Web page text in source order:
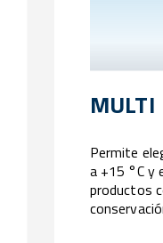
MULTI
Permite
a +15 °C y
productos